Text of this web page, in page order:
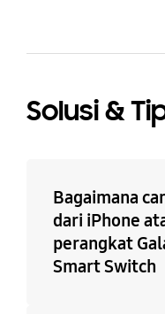
Solusi &
Bagaimana
dari iPhone
perangkat
Smart Switch